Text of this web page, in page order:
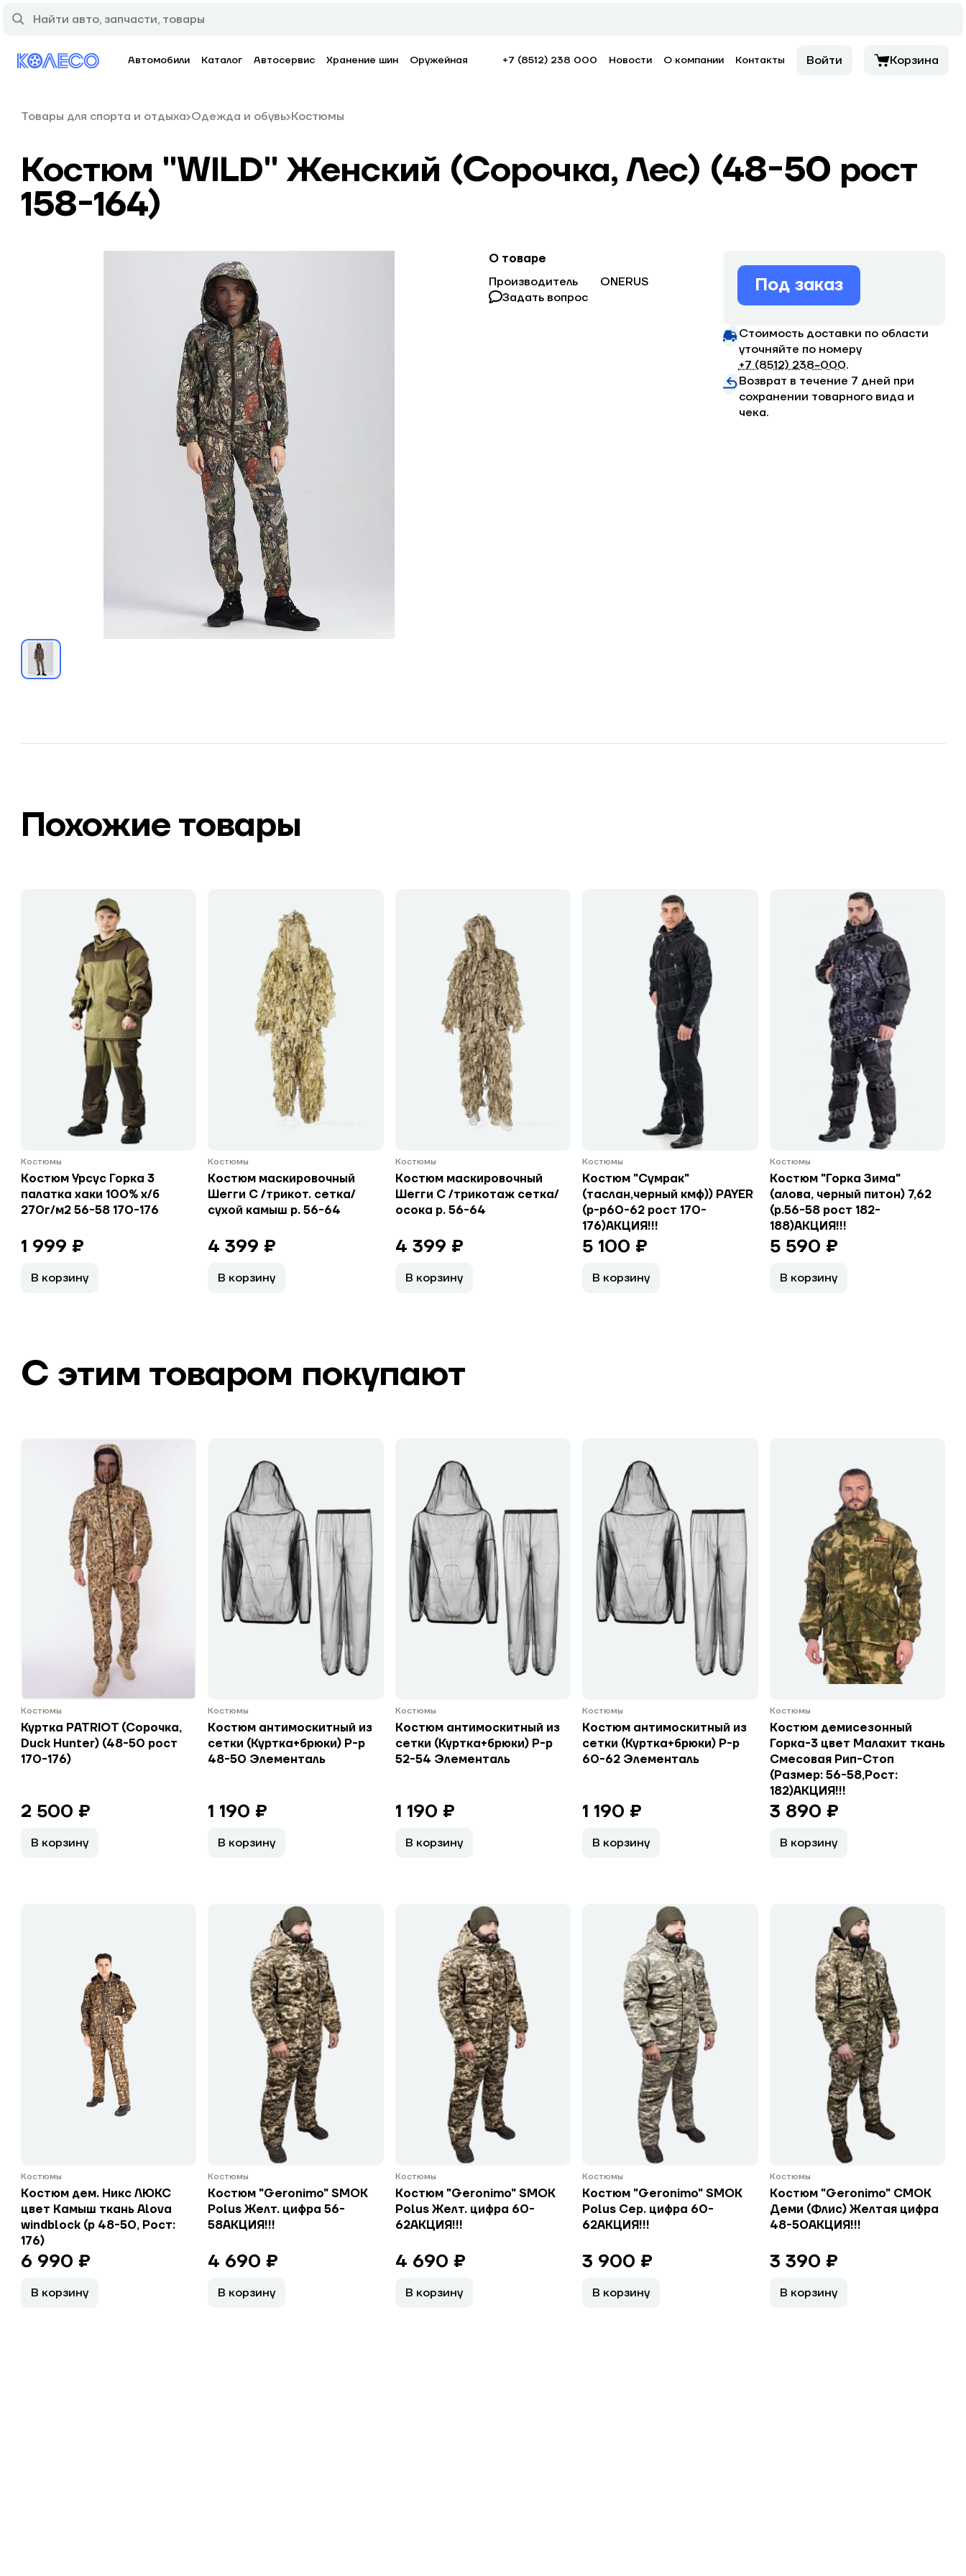
Автомобили Каталог Автосервис Хранение шин Оружейная +7 (8512) 238 000 Новости О компании Контакты Войти Корзина
Товары для спорта и отдыха Одежда и обувь Костюмы
Костюм "WILD" Женский (Сорочка, Лес) (48-50 рост
158-164)
О товаре
Производитель
ONERUS
Задать вопрос
Под заказ
Стоимость доставки по области
уточняйте по номеру
+7 (8512) 238−000.
Возврат в течение 7 дней при
сохранении товарного вида и
чека.
Похожие товары
Костюмы
Костюм Урсус Горка 3
палатка хаки 100% х/б
270г/м2 56-58 170-176
1 999 ₽
В корзину
Костюмы
Костюм маскировочный
Шегги С /трикот. сетка/
сухой камыш р. 56-64
4 399 ₽
В корзину
Костюмы
Костюм маскировочный
Шегги С /трикотаж сетка/
осока р. 56-64
4 399 ₽
В корзину
Костюмы
Костюм "Сумрак"
(таслан,черный кмф)) PAYER
(р-р60-62 рост 170-
176)АКЦИЯ!!!
5 100 ₽
В корзину
Костюмы
Костюм "Горка Зима"
(алова, черный питон) 7,62
(р.56-58 рост 182-
188)АКЦИЯ!!!
5 590 ₽
В корзину
С этим товаром покупают
Костюмы
Куртка PATRIOT (Сорочка,
Duck Hunter) (48-50 рост
170-176)
2 500 ₽
В корзину
Костюмы
Костюм антимоскитный из
сетки (Куртка+брюки) Р-р
48-50 Элементаль
1 190 ₽
В корзину
Костюмы
Костюм антимоскитный из
сетки (Куртка+брюки) Р-р
52-54 Элементаль
1 190 ₽
В корзину
Костюмы
Костюм антимоскитный из
сетки (Куртка+брюки) Р-р
60-62 Элементаль
1 190 ₽
В корзину
Костюмы
Костюм демисезонный
Горка-3 цвет Малахит ткань
Смесовая Рип-Стоп
(Размер: 56-58,Рост:
182)АКЦИЯ!!!
3 890 ₽
В корзину
Костюмы
Костюм дем. Никс ЛЮКС
цвет Камыш ткань Alova
windblock (р 48-50, Рост:
176)
6 990 ₽
В корзину
Костюмы
Костюм "Geronimo" SMOK
Polus Желт. цифра 56-
58АКЦИЯ!!!
4 690 ₽
В корзину
Костюмы
Костюм "Geronimo" SMOK
Polus Желт. цифра 60-
62АКЦИЯ!!!
4 690 ₽
В корзину
Костюмы
Костюм "Geronimo" SMOK
Polus Сер. цифра 60-
62АКЦИЯ!!!
3 900 ₽
В корзину
Костюмы
Костюм "Geronimo" СМОК
Деми (Флис) Желтая цифра
48-50АКЦИЯ!!!
3 390 ₽
В корзину